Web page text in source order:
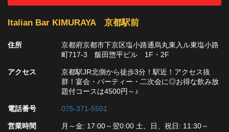
Italian Bar KIMURAYA 京都駅前
住所
京都府京都市下京区塩小路通烏丸東入ル東塩小路
町717-3 飯田惣平ビル 1F・2F
アクセス
京都駅JR北側から徒歩3分！駅近！アクセス抜
群！宴会・パーティー・二次会に◎お得な飲み放
題付コースは4500円～♪
電話番号 075-371-5501
営業時間
月～金: 17:00～翌0:00 土、日、祝日: 11:30～